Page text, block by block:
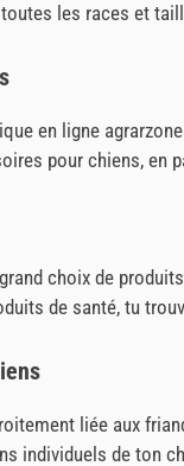
les races et
en ligne
pour chiens,
choix de
de santé, tu
liée aux
de ton